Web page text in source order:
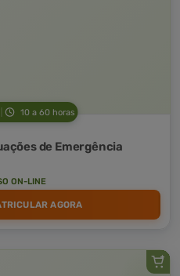
10 a 60 horas
de Emergência
ON-LINE
AGORA